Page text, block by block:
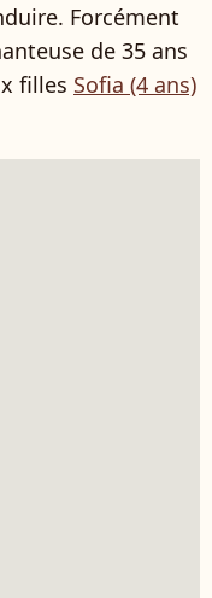
Forcément
de 35 ans
filles Sofia (4 ans)